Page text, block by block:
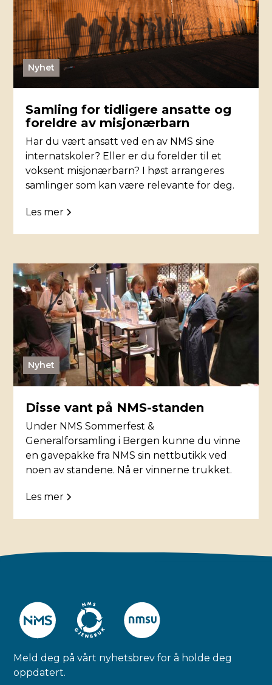
Nyhet
Samling for tidligere ansatte og
foreldre av misjonærbarn
Har du vært ansatt ved en av NMS sine
internatskoler? Eller er du forelder til et
voksent misjonærbarn? I høst arrangeres
samlinger som kan være relevante for deg.
Les mer
Nyhet
Disse vant på NMS-standen
Under NMS Sommerfest &
Generalforsamling i Bergen kunne du vinne
en gavepakke fra NMS sin nettbutikk ved
noen av standene. Nå er vinnerne trukket.
Les mer
Meld deg på vårt nyhetsbrev for å holde deg
oppdatert.